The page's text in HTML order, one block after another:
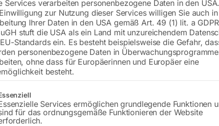
€690,00 €942,00
inkl. MwSt. zzgl.Versandkosten
Lieferzeit:ca. 5 - 10 Werktage
Versandkosten Standard (Österreich):
Bitte beachten Sie: Die Versandkosten
In den
Services verarbeiten personenbezogene Daten in den
zur Nutzung dieser Services willigen Sie auch
Ihrer Daten in den USA gemäß Art. 49 (1) lit. a
stuft die USA als ein Land mit unzureichendem
Standards ein. Es besteht beispielsweise die Gefahr,
personenbezogene Daten in
ohne dass für Europäerinnen und Europäer eine
besteht.
eine Liste der Service-Gruppen, für die eine Einwilligung erteilt
Services ermöglichen grundlegende Funktionen
für das ordnungsgemäße Funktionieren der Website